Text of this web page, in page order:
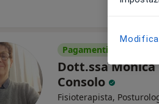
Pagamenti online
Dott.ssa Monica
Consolo
Fisioterapista,